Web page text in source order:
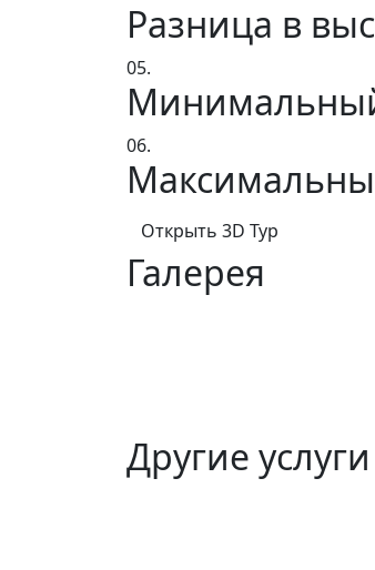
Разница в
05.
06.
Открыть 3D Тур
Галерея
Другие услуги